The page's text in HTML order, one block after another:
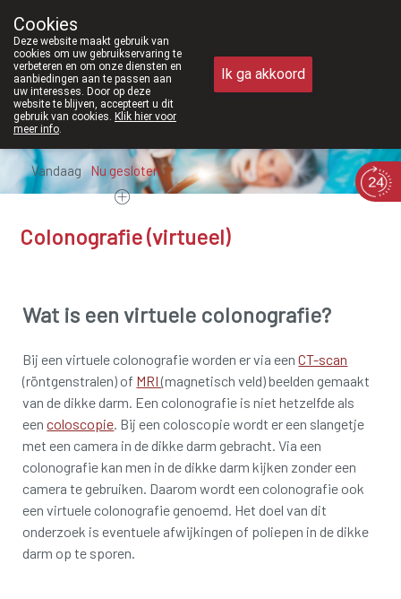
011/610300
Vandaag Nu gesloten
Colonografie (virtueel)
Wat is een virtuele colonografie?
Bij een virtuele colonografie worden er via eenCT-scan
(röntgenstralen) of MRI(magnetisch veld) beelden gemaakt
van de dikke darm. Een colonografie is niet hetzelfde als
eencoloscopie. Bij een coloscopie wordt er een slangetje
met een camera in de dikke darm gebracht. Via een
colonografie kan men in de dikke darm kijken zonder een
camera te gebruiken. Daarom wordt een colonografie ook
een virtuele colonografie genoemd. Het doel van dit
onderzoek is eventuele afwijkingen of poliepen in de dikke
darm op te sporen.
Cookies
Deze website maakt gebruik van
cookies om uw gebruikservaring te
verbeteren en om onze diensten en
aanbiedingen aan te passen aan
uw interesses. Door op deze
website te blijven, accepteert u dit
gebruik van cookies. Klik hier voor
meer info.
Ik ga akkoord